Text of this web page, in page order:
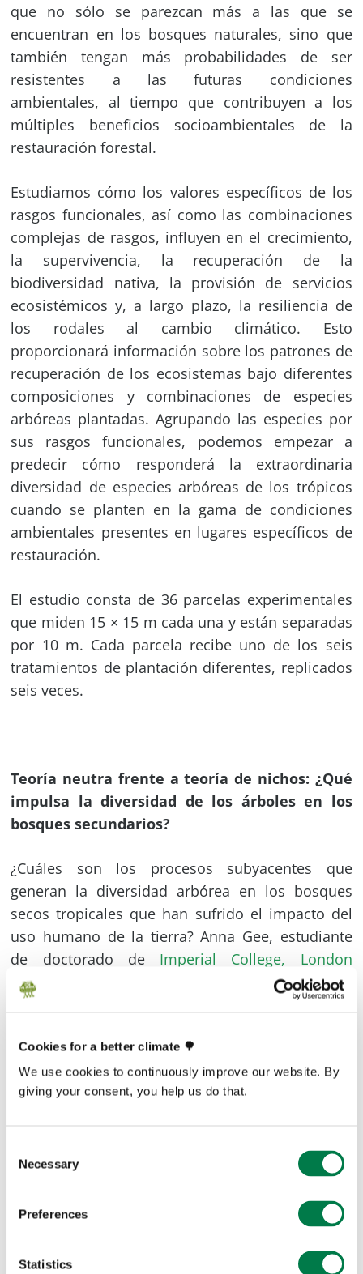
Cookies for a better climate 🌳
We use cookies to continuously improve our website. By
giving your consent, you help us do that.
Selection
Necessary
Preferences
Statistics
que no sólo se parezcan más a las que se
encuentran en los bosques naturales, sino que
también tengan más probabilidades de ser
resistentes a las futuras condiciones
ambientales, al tiempo que contribuyen a los
múltiples beneficios socioambientales de la
restauración forestal.
Estudiamos cómo los valores específicos de los
rasgos funcionales, así como las combinaciones
complejas de rasgos, influyen en el crecimiento,
la supervivencia, la recuperación de la
biodiversidad nativa, la provisión de servicios
ecosistémicos y, a largo plazo, la resiliencia de
los rodales al cambio climático. Esto
proporcionará información sobre los patrones de
recuperación de los ecosistemas bajo diferentes
composiciones y combinaciones de especies
arbóreas plantadas. Agrupando las especies por
sus rasgos funcionales, podemos empezar a
predecir cómo responderá la extraordinaria
diversidad de especies arbóreas de los trópicos
cuando se planten en la gama de condiciones
ambientales presentes en lugares específicos de
restauración.
El estudio consta de 36 parcelas experimentales
que miden 15 × 15 m cada una y están separadas
por 10 m. Cada parcela recibe uno de los seis
tratamientos de plantación diferentes, replicados
seis veces.
Teoría neutra frente a teoría de nichos: ¿Qué
impulsa la diversidad de los árboles en los
bosques secundarios?
¿Cuáles son los procesos subyacentes que
generan la diversidad arbórea en los bosques
secos tropicales que han sufrido el impacto del
uso humano de la tierra? Anna Gee, estudiante
de doctorado de Imperial College, London
pretende responder a esa pregunta. Su trabajo
explora las teorías del ensamblaje de
principalmente en bosques no perturbados y las
aplica a sistemas perturbados para buscar
cambios en los procesos ecológicos
estudios a gran escala de las comunidades de
Américas 7. La observación de estas primeras
etapas del ciclo vital de los árboles puede ayudar
a construir una imagen de cómo podrían ser los